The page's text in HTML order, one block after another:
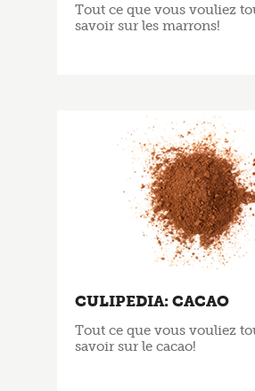
Tout ce que vous vouliez
savoir sur les marrons!
CULIPEDIA: CACAO
Tout ce que vous vouliez
savoir sur le cacao!